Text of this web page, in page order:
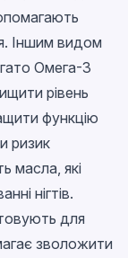
Іншим видом
Омега-3
рівень
функцію
ризик
масла, які
нігтів.
для
зволожити